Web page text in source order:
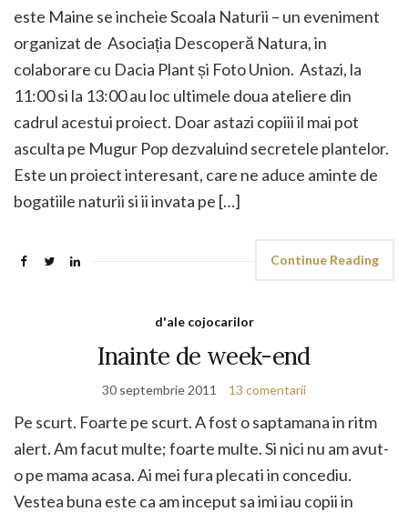
este Maine se incheie Scoala Naturii – un eveniment
organizat de Asociația Descoperă Natura, in
colaborare cu Dacia Plant și Foto Union. Astazi, la
11:00 si la 13:00 au loc ultimele doua ateliere din
cadrul acestui proiect. Doar astazi copiii il mai pot
asculta pe Mugur Pop dezvaluind secretele plantelor.
Este un proiect interesant, care ne aduce aminte de
bogatiile naturii si ii invata pe […]
Continue Reading
d'ale cojocarilor
Inainte de week-end
30 septembrie 2011 13 comentarii
Pe scurt. Foarte pe scurt. A fost o saptamana in ritm
alert. Am facut multe; foarte multe. Si nici nu am avut-
o pe mama acasa. Ai mei fura plecati in concediu.
Vestea buna este ca am inceput sa imi iau copii in